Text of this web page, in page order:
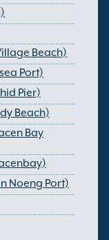
Beach)
Port)
Pier)
Beach)
Bay
Noeng Port)